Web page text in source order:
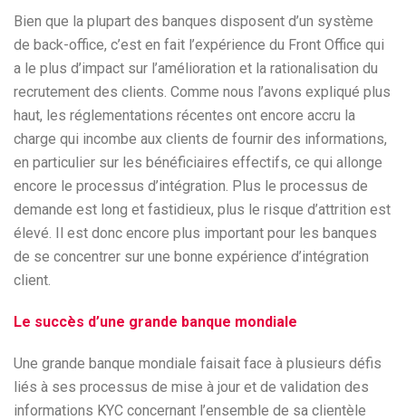
Bien que la plupart des banques disposent d’un système
de back-office, c’est en fait l’expérience du Front Office qui
a le plus d’impact sur l’amélioration et la rationalisation du
recrutement des clients. Comme nous l’avons expliqué plus
haut, les réglementations récentes ont encore accru la
charge qui incombe aux clients de fournir des informations,
en particulier sur les bénéficiaires effectifs, ce qui allonge
encore le processus d’intégration. Plus le processus de
demande est long et fastidieux, plus le risque d’attrition est
élevé. Il est donc encore plus important pour les banques
de se concentrer sur une bonne expérience d’intégration
client.
Le succès d’une grande banque mondiale
Une grande banque mondiale faisait face à plusieurs défis
liés à ses processus de mise à jour et de validation des
informations KYC concernant l’ensemble de sa clientèle